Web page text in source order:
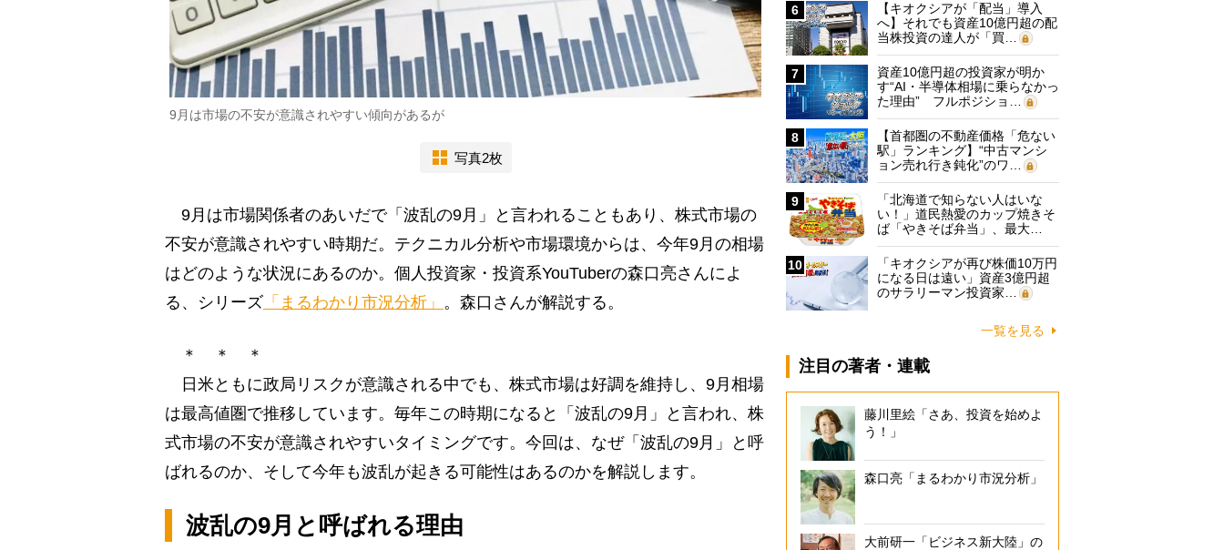
9月は市場の不安が意識されやすい傾向があるが
写真2枚
9月は市場関係者のあいだで「波乱の9月」と言われることもあり、株式市場の
不安が意識されやすい時期だ。テクニカル分析や市場環境からは、今年9月の相場
はどのような状況にあるのか。個人投資家・投資系YouTuberの森口亮さんによ
る、シリーズ 「まるわかり市況分析」 。森口さんが解説する。
＊ ＊ ＊
日米ともに政局リスクが意識される中でも、株式市場は好調を維持し、9月相場
は最高値圏で推移しています。毎年この時期になると「波乱の9月」と言われ、株
式市場の不安が意識されやすいタイミングです。今回は、なぜ「波乱の9月」と呼
ばれるのか、そして今年も波乱が起きる可能性はあるのかを解説します。
波乱の9月と呼ばれる理由
6
【キオクシアが「配当」導入
へ】それでも資産10億円超の配
当株投資の達人が「買…
7
資産10億円超の投資家が明か
す“AI・半導体相場に乗らなかっ
た理由” フルポジショ…
8
【首都圏の不動産価格「危ない
駅」ランキング】“中古マンシ
ョン売れ行き鈍化”のワ…
9
「北海道で知らない人はいな
い！」道民熱愛のカップ焼きそ
ば「やきそば弁当」、最大…
10
「キオクシアが再び株価10万円
になる日は遠い」資産3億円超
のサラリーマン投資家…
一覧を見る
注目の著者・連載
藤川里絵「さあ、投資を始めよ
う！」
森口亮「まるわかり市況分析」
大前研一「ビジネス新大陸」の